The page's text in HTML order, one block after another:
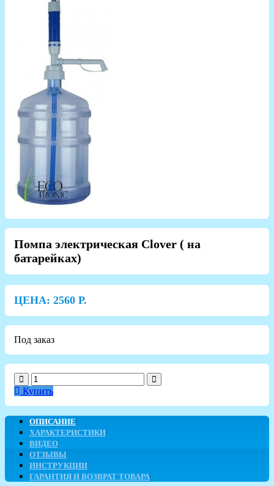
Помпа электрическая Clover ( на
батарейках)
ЦЕНА: 2560 Р.
Под заказ
Купить
ОПИСАНИЕ
ХАРАКТЕРИСТИКИ
ВИДЕО
ОТЗЫВЫ
ИНСТРУКЦИИ
ГАРАНТИЯ И ВОЗВРАТ ТОВАРА